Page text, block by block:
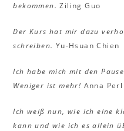
bekommen. Ziling Guo
Der Kurs hat mir dazu
schreiben. Yu-Hsuan Chien
Ich habe mich mit den
Weniger ist mehr! Anna Perl
Ich weiß nun, wie ich eine
kann und wie ich es allein